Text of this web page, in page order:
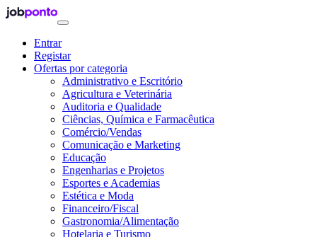
Entrar
Registar
Ofertas por categoria
Administrativo e Escritório
Agricultura e Veterinária
Auditoria e Qualidade
Ciências, Química e Farmacêutica
Comércio/Vendas
Comunicação e Marketing
Educação
Engenharias e Projetos
Esportes e Academias
Estética e Moda
Financeiro/Fiscal
Gastronomia/Alimentação
Hotelaria e Turismo